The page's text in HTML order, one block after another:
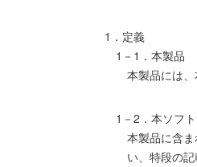
1．定義
1－1．本製品
本製品には
1－2．本ソフ
本製品に含
い、特段の